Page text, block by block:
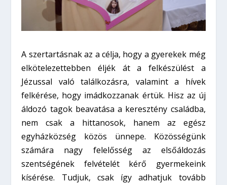
A szertartásnak az a célja, hogy a gyerekek még
elkötelezettebben éljék át a felkészülést a
Jézussal való találkozásra, valamint a hívek
felkérése, hogy imádkozzanak értük. Hisz az új
áldozó tagok beavatása a keresztény családba,
nem csak a hittanosok, hanem az egész
egyházközség közös ünnepe. Közösségünk
számára nagy felelősség az elsőáldozás
szentségének felvételét kérő gyermekeink
kísérése. Tudjuk, csak így adhatjuk tovább